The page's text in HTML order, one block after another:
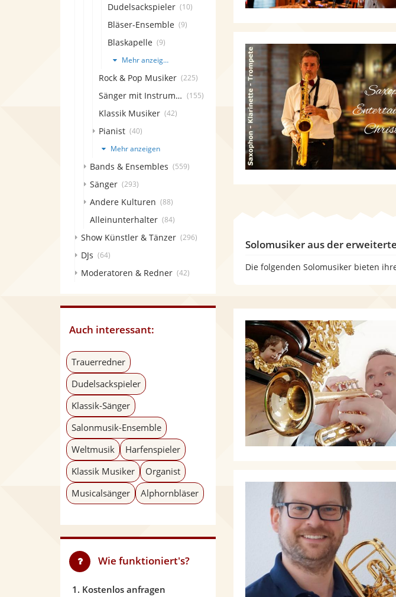
Solomusiker aus der
Die folgenden Solomusiker bieten
Dudelsackspieler (10)
Bläser-Ensemble (9)
Blaskapelle (9)
Mehr anzeigen
Rock & Pop Musiker (225)
Sänger mit Instrument (155)
Klassik Musiker (42)
Pianist (40)
Mehr anzeigen
Bands & Ensembles (559)
Sänger (293)
Andere Kulturen (88)
Alleinunterhalter (84)
Show Künstler & Tänzer (296)
DJs (64)
Moderatoren & Redner (42)
Auch interessant:
Trauerredner
Dudelsackspieler
Klassik-Sänger
Salonmusik-Ensemble
Weltmusik
Harfenspieler
Klassik Musiker
Organist
Musicalsänger
Alphornbläser
Wie funktioniert's?
1. Kostenlos anfragen